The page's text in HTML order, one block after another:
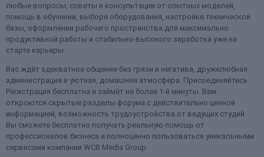
любые вопросы, советы и консультации от опытных моделей,
помощь в обучении, выборе оборудования, настройке технической
базы, оформлении рабочего пространства для максимально
продуктивной работы и стабильно-высокого заработка уже на
старте карьеры.
Вас ждёт адекватное общение без грязи и негатива, дружелюбная
администрация и уютная, домашняя атмосфера. Присоединяйтесь.
Регистрация бесплатна и займёт не более 1-й минуты. Вам
откроются скрытые разделы форума с действительно ценной
информацией, возможность трудоустройства от ведущих студий.
Вы сможете бесплатно получать реальную помощь от
профессионалов бизнеса и полноценно пользоваться уникальными
сервисами компании WCB Media Group.